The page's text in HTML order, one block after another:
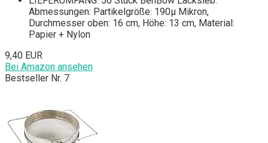
Abmessungen: Partikelgröße: 190µ Mikron,
Durchmesser oben: 16 cm, Höhe: 13 cm, Material:
Papier + Nylon
9,40 EUR
Bei Amazon ansehen
Bestseller Nr. 7